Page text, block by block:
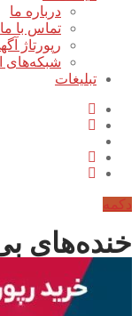
درباره ما
تماس با ما
رپورتاژ
شبکه‌های
تبلیغات
دکمه
خنده‌های